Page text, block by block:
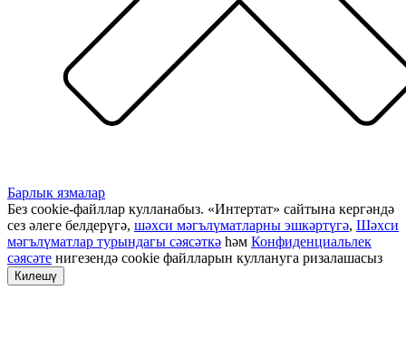
Барлык язмалар
Без cookie-файллар кулланабыз. «Интертат» сайтына кергәндә
сез әлеге белдерүгә, шәхси мәгълүматларны эшкәртүгә, Шәхси
мәгълүматлар турындагы сәясәткә һәм Конфиденциальлек
сәясәте нигезендә cookie файлларын куллануга ризалашасыз
Килешү